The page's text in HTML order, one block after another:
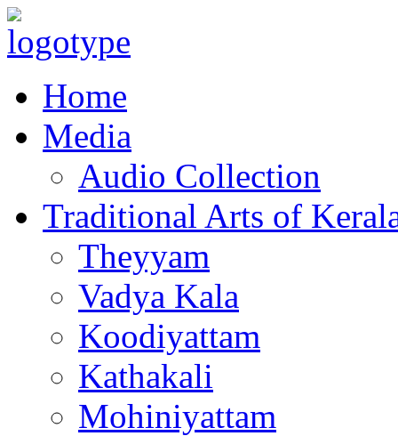
Home
Media
Audio Collection
Traditional Arts of
Theyyam
Vadya Kala
Koodiyattam
Kathakali
Mohiniyattam